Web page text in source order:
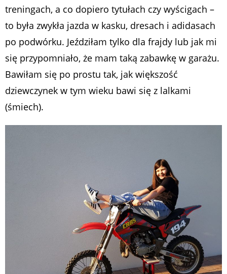
treningach, a co dopiero tytułach czy wyścigach –
to była zwykła jazda w kasku, dresach i adidasach
po podwórku. Jeździłam tylko dla frajdy lub jak mi
się przypomniało, że mam taką zabawkę w garażu.
Bawiłam się po prostu tak, jak większość
dziewczynek w tym wieku bawi się z lalkami
(śmiech).